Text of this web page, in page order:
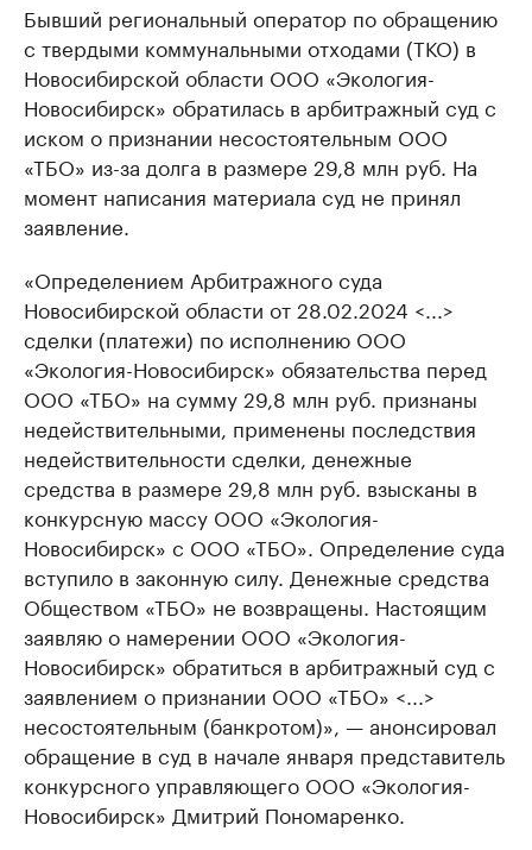
Бывший региональный оператор по обращению
с твердыми коммунальными отходами (ТКО) в
Новосибирской области ООО «Экология-
Новосибирск» обратилась в арбитражный суд с
иском о признании несостоятельным ООО
«ТБО» из-за долга в размере 29,8 млн руб. На
момент написания материала суд не принял
заявление.
«Определением Арбитражного суда
Новосибирской области от 28.02.2024 <...>
сделки (платежи) по исполнению ООО
«Экология-Новосибирск» обязательства перед
ООО «ТБО» на сумму 29,8 млн руб. признаны
недействительными, применены последствия
недействительности сделки, денежные
средства в размере 29,8 млн руб. взысканы в
конкурсную массу ООО «Экология-
Новосибирск» с ООО «ТБО». Определение суда
вступило в законную силу. Денежные средства
Обществом «ТБО» не возвращены. Настоящим
заявляю о намерении ООО «Экология-
Новосибирск» обратиться в арбитражный суд с
заявлением о признании ООО «ТБО» <...>
несостоятельным (банкротом)», — анонсировал
обращение в суд в начале января представитель
конкурсного управляющего ООО «Экология-
Новосибирск» Дмитрий Пономаренко.